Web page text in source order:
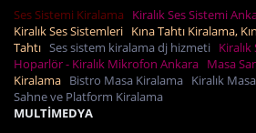
Ses Sistemi Kiralama Kiralık Ses Sistemi
Kiralık Ses Sistemleri Kına Tahtı Kiralama,
Tahtı Ses sistem kiralama dj hizmeti Kiralık
Hoparlör - Kiralık Mikrofon Ankara Masa
Kiralama Bistro Masa Kiralama Kiralık
Sahne ve Platform Kiralama
MULTİMEDYA